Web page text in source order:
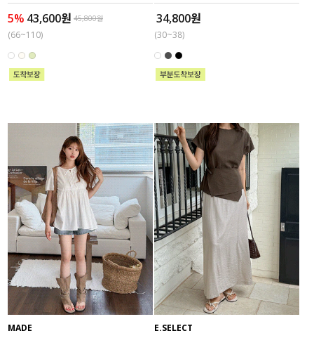
5% 43,600원 45,800원
(66~110)
34,800원
(30~38)
MADE E.SELECT